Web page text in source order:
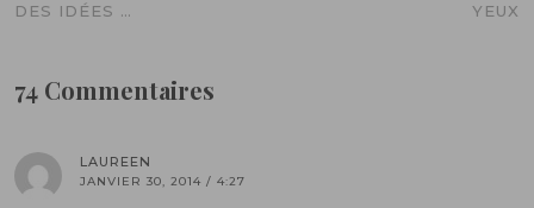
DES IDÉES …
YEUX
74 Commentaires
LAUREEN
JANVIER 30, 2014 / 4:27